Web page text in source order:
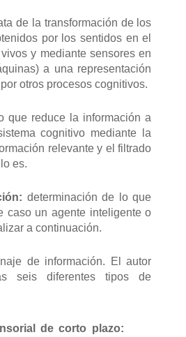
de la transformación de los
por los sentidos en el
y mediante sensores en
a una representación
otros procesos cognitivos.
que reduce la información a
cognitivo mediante la
relevante y el filtrado
es.
determinación de lo que
caso un agente inteligente o
a continuación.
de información. El autor
seis diferentes tipos de
de corto plazo: